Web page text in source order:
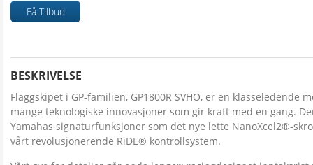
Få Tilbud
BESKRIVELSE
Flaggskipet i GP-familien, GP1800R SVHO, er en klasseledende
mange teknologiske innovasjoner som gir kraft med en gang.
Yamahas signaturfunksjoner som det nye lette NanoXcel2®-
vårt revolusjonerende RiDE® kontrollsystem.